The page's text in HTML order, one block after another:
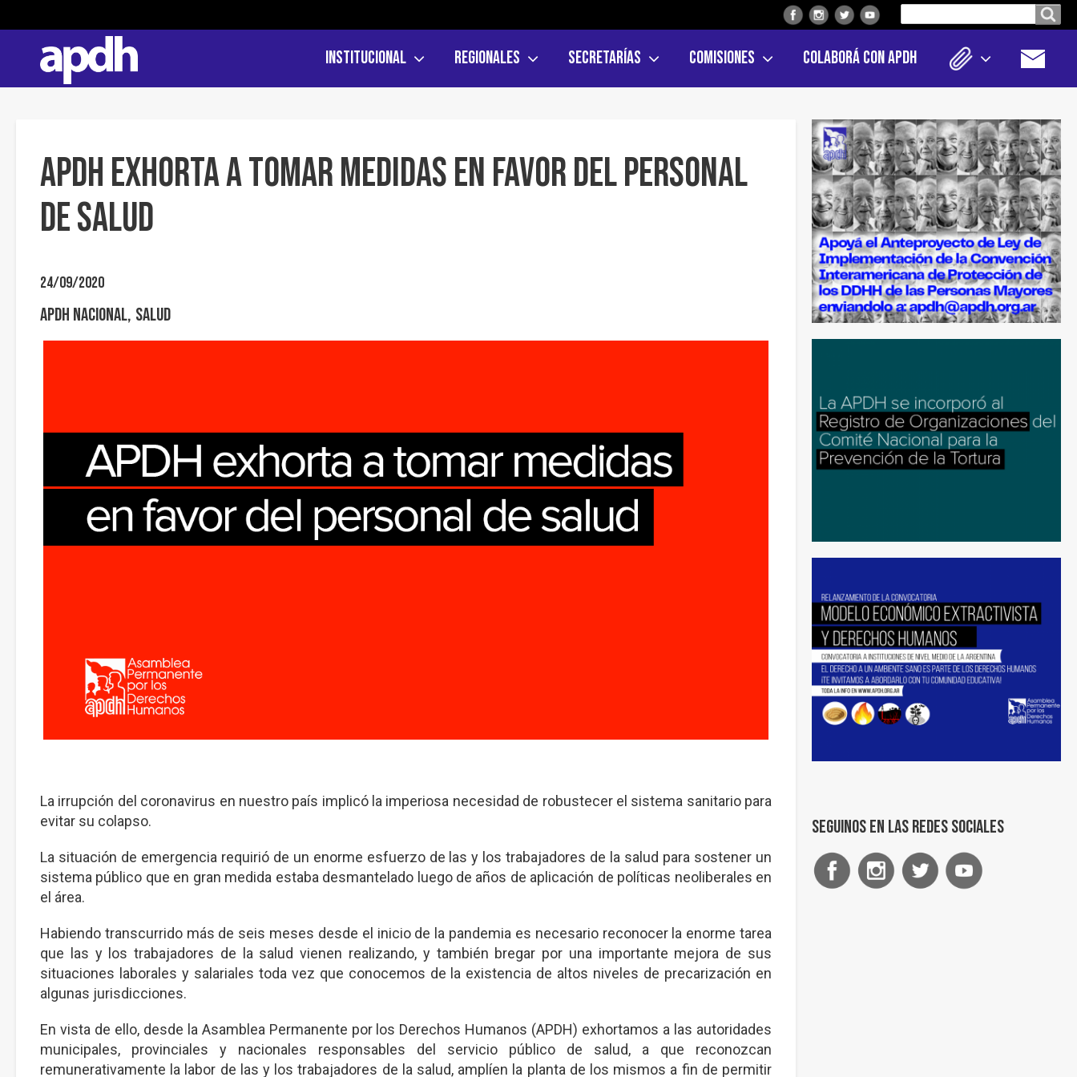
el
sitio
Institucional Regionales Secretarías Comisiones Colaborá con APDH
APDH exhorta a tomar medidas en favor del personal
de salud
24/09/2020
APDH Nacional Salud
La irrupción del coronavirus en nuestro país implicó la imperiosa necesidad de robustecer el sistema sanitario para
evitar su colapso.
La situación de emergencia requirió de un enorme esfuerzo de las y los trabajadores de la salud para sostener un
sistema público que en gran medida estaba desmantelado luego de años de aplicación de políticas neoliberales en
el área.
Habiendo transcurrido más de seis meses desde el inicio de la pandemia es necesario reconocer la enorme tarea
que las y los trabajadores de la salud vienen realizando, y también bregar por una importante mejora de sus
situaciones laborales y salariales toda vez que conocemos de la existencia de altos niveles de precarización en
algunas jurisdicciones.
En vista de ello, desde la Asamblea Permanente por los Derechos Humanos (APDH) exhortamos a las autoridades
municipales, provinciales y nacionales responsables del servicio público de salud, a que reconozcan
remunerativamente la labor de las y los trabajadores de la salud, amplíen la planta de los mismos a fin de permitir
Seguinos en las redes sociales